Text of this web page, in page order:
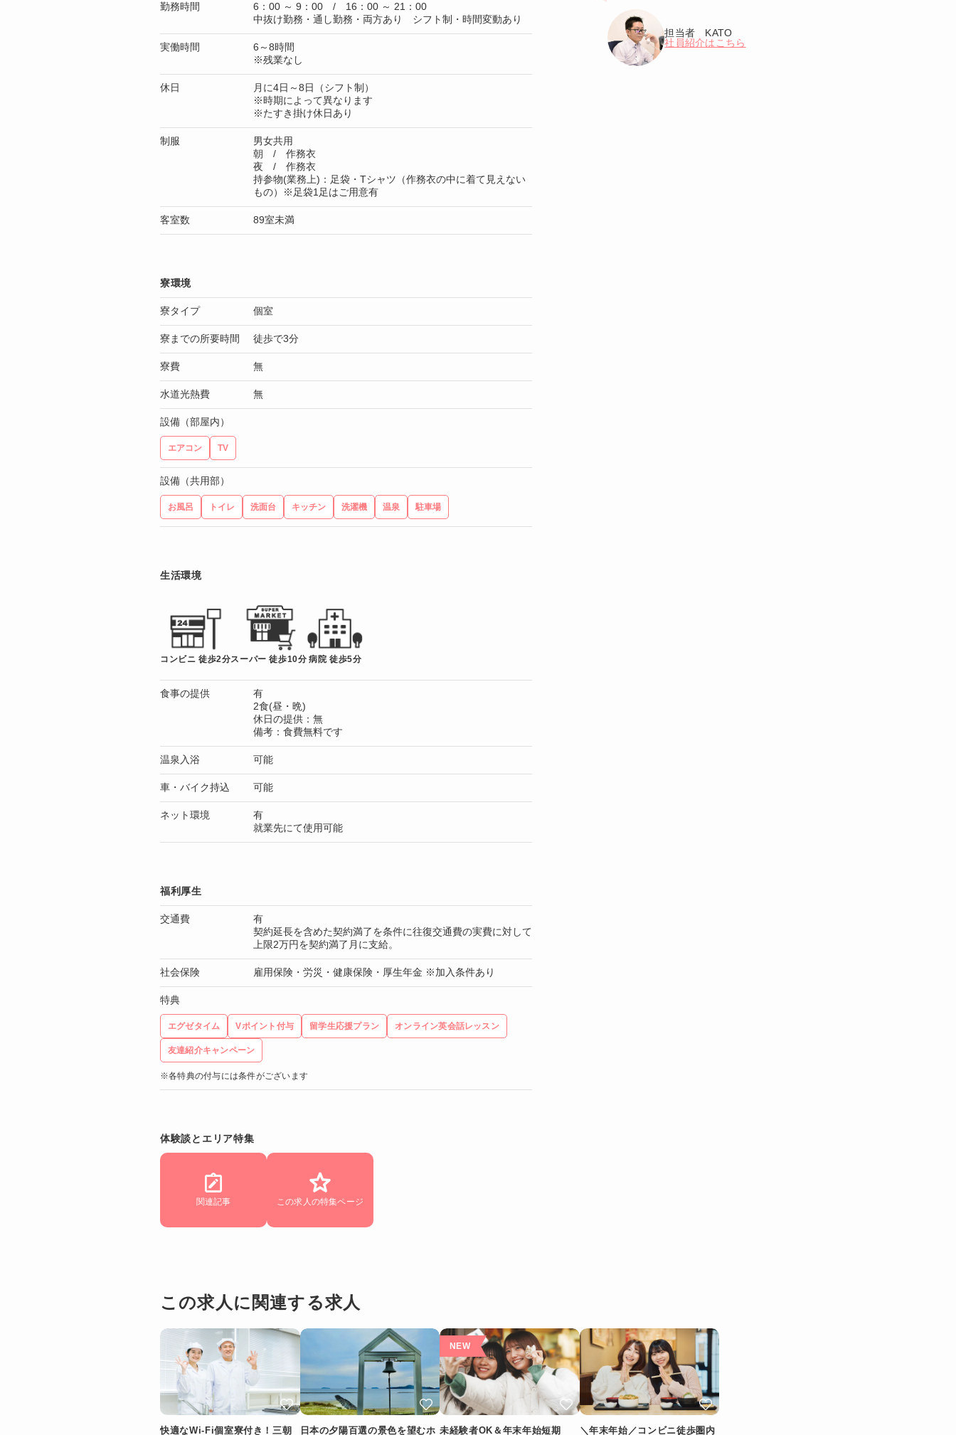
担当者 KATO
社員紹介はこちら
勤務時間
6：00 ～ 9：00 / 16：00 ～ 21：00
中抜け勤務・通し勤務・両方あり シフト制・時間変動あり
実働時間
6～8時間
※残業なし
休日
月に4日～8日（シフト制）
※時期によって異なります
※たすき掛け休日あり
制服
男女共用
朝 / 作務衣
夜 / 作務衣
持参物(業務上)：足袋・Tシャツ（作務衣の中に着て見えない
もの）※足袋1足はご用意有
客室数 89室未満
寮環境
寮タイプ 個室
寮までの所要時間 徒歩で3分
寮費 無
水道光熱費 無
設備（部屋内）
エアコン TV
設備（共用部）
お風呂 トイレ 洗面台 キッチン 洗濯機 温泉 駐車場
生活環境
コンビニ 徒歩2分スーパー 徒歩10分 病院 徒歩5分
食事の提供
有
2食(昼・晩)
休日の提供：無
備考：食費無料です
温泉入浴 可能
車・バイク持込 可能
ネット環境
有
就業先にて使用可能
福利厚生
交通費
有
契約延長を含めた契約満了を条件に往復交通費の実費に対して
上限2万円を契約満了月に支給。
社会保険 雇用保険・労災・健康保険・厚生年金 ※加入条件あり
特典
エグゼタイム Vポイント付与 留学生応援プラン オンライン英会話レッスン
友達紹介キャンペーン
※各特典の付与には条件がございます
体験談とエリア特集
関連記事 この求人の特集ページ
この求人に関連する求人
快適なWi-Fi個室寮付き！三朝 日本の夕陽百選の景色を望むホ 未経験者OK＆年末年始短期 ＼年末年始／コンビニ徒歩圏内